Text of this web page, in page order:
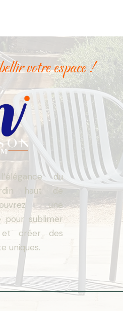
votre espace !
du
haut de
une
pour sublimer
créer des
uniques.